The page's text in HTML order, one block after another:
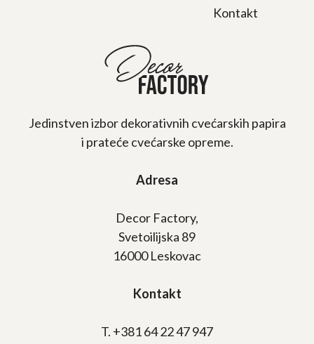
Kontakt
Jedinstven izbor dekorativnih cvećarskih papira
i prateće cvećarske opreme.
Adresa
Decor Factory,
Svetoilijska 89
16000 Leskovac
Kontakt
T. +381 64 22 47 947